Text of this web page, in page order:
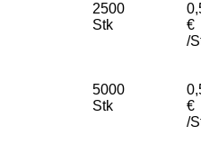
2500
Stk
€
/
5000
Stk
€
/